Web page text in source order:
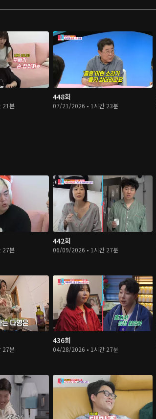
21분
448회
07/21/2026 • 1시간 23분
27분
442회
06/09/2026 • 1시간 27분
27분
436회
04/28/2026 • 1시간 27분